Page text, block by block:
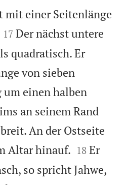
mit einer Seitenlänge


17 Der nächst untere
quadratisch. Er
von sieben
um einen halben
an seinem Rand
An der Ostseite
Altar hinauf. 

18 Er
so spricht Jahwe,